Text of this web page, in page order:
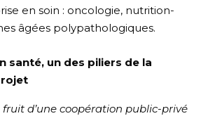
en soin : oncologie, nutrition-
âgées polypathologiques.
santé, un des piliers de la
fruit d’une coopération public-privé